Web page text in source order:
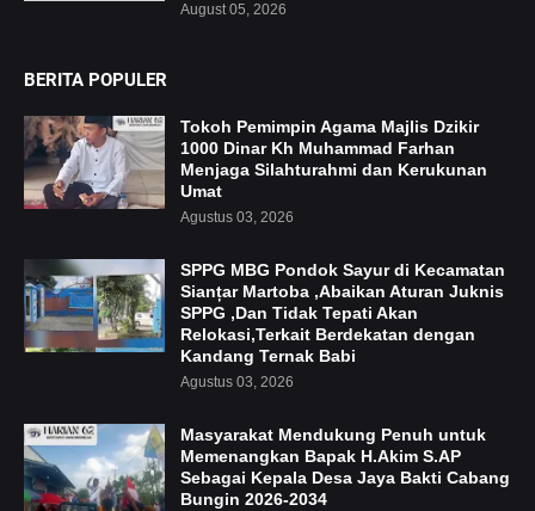
August 05, 2026
BERITA POPULER
Tokoh Pemimpin Agama Majlis Dzikir
1000 Dinar Kh Muhammad Farhan
Menjaga Silahturahmi dan Kerukunan
Umat
Agustus 03, 2026
SPPG MBG Pondok Sayur di Kecamatan
Sianțar Martoba ,Abaikan Aturan Juknis
SPPG ,Dan Tidak Tepati Akan
Relokasi,Terkait Berdekatan dengan
Kandang Ternak Babi
Agustus 03, 2026
Masyarakat Mendukung Penuh untuk
Memenangkan Bapak H.Akim S.AP
Sebagai Kepala Desa Jaya Bakti Cabang
Bungin 2026-2034